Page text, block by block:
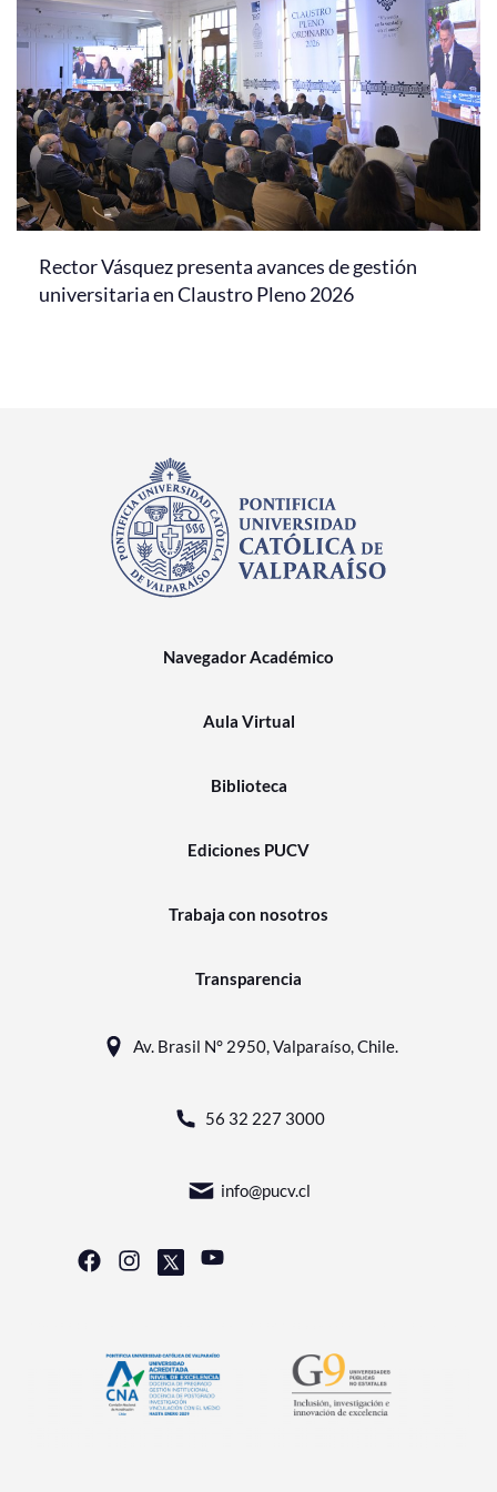
Rector Vásquez presenta avances de gestión
universitaria en Claustro Pleno 2026
Navegador Académico
Aula Virtual
Biblioteca
Ediciones PUCV
Trabaja con nosotros
Transparencia
Av. Brasil N° 2950, Valparaíso, Chile.
56 32 227 3000
info@pucv.cl